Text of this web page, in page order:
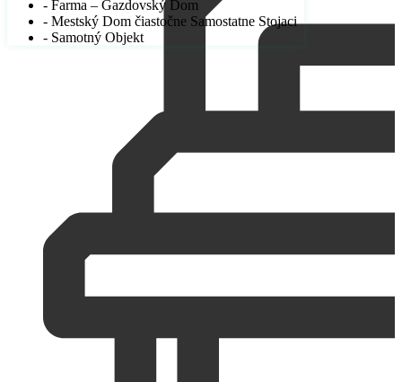
- Farma – Gazdovský Dom
- Mestský Dom čiastočne Samostatne Stojaci
- Samotný Objekt